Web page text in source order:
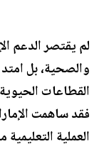
لم يقتصر الدعم
والصحية، بل
القطاعات
فقد ساهمت
العملية